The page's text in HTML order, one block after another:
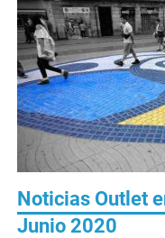
Noticias Outlet
Junio 2020